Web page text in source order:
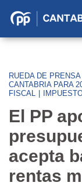
Partido
Cantabria
RUEDA DE PRENSA
CANTABRIA PARA
FISCAL
El PP
acepta
rentas